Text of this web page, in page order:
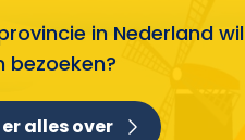
in Nederland wil
bezoeken?
er alles over